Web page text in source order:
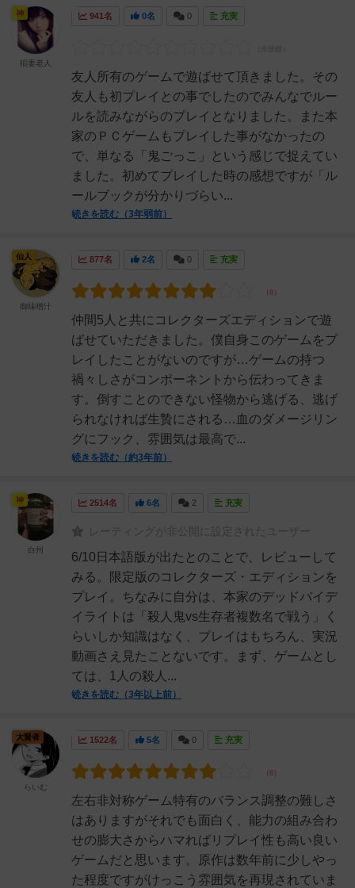
941名 0名 0 充実
友人所有のゲームで遊ばせて頂きました。その
友人も初プレイとの事でしたのでみんなでルー
ルを読みながらのプレイとなりました。また本
家のＰＣゲームもプレイした事がなかったの
で、単なる「鬼ごっこ」という感じで捉えてい
ました。初めてプレイした時の感想ですが「ル
ールブックが分かりづらい...
続きを読む（3年弱前）
神
稲妻老人
877名 2名 0 充実
仲間5人と共にコレクターズエディションで遊
ばせていただきました。僕自身このゲームをプ
レイしたことがないのですが…ゲームの持つ
禍々しさがコンポーネントから伝わってきま
す。倒すことのできない怪物から逃げる、逃げ
られなければ生贄にされる…血のダメージリン
グにフック、雰囲気は最高で...
続きを読む（約3年前）
仙人
御味噌汁
2514名 6名 2 充実
レーティングが非公開に設定されたユーザー
6/10日本語版が出たとのことで、レビューして
みる。限定版のコレクターズ・エディションを
プレイ。ちなみに自分は、本家のデッドバイデ
イライトは「殺人鬼vs生存者複数名で戦う」く
らいしか知識はなく、プレイはもちろん、実況
動画さえ見たことないです。まず、ゲームとし
ては、1人の殺人...
続きを読む（3年以上前）
神
白州
1522名 5名 0 充実
左右非対称ゲーム特有のバランス調整の難しさ
はありますがそれでも面白く、能力の組み合わ
せの膨大さからハマればリプレイ性も高い良い
ゲームだと思います。原作は数年前に少しやっ
た程度ですがけっこう雰囲気を再現されていま
大賢者
らいむ